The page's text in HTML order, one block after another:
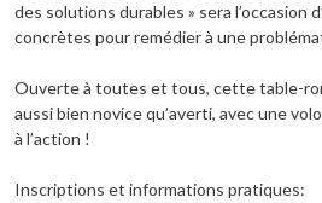
des solutions durables » sera l’occasion
concrètes pour remédier à une
Ouverte à toutes et tous, cette table-
aussi bien novice qu’averti, avec une
à l’action !
Inscriptions et informations pratiques: